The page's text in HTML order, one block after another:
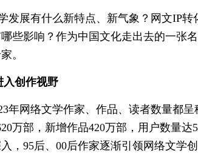
发展有什么新特点、新气象？网文IP
些影响？作为中国文化走出去的一张
。
入创作视野
年网络文学作家、作品、读者数量都
万部，新增作品420万部，用户数量
，95后、00后作家逐渐引领网络文学